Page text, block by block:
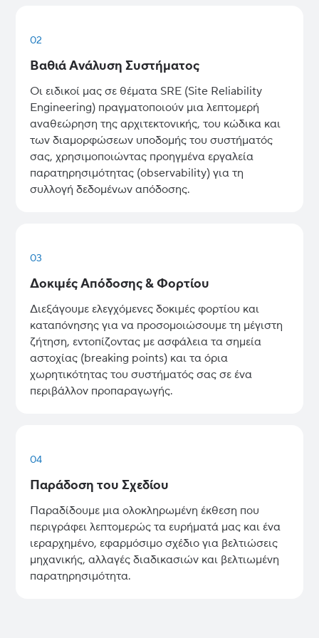
02
Βαθιά Ανάλυση Συστήματος
Οι ειδικοί μας σε θέματα SRE (Site Reliability
Engineering) πραγματοποιούν μια λεπτομερή
αναθεώρηση της αρχιτεκτονικής, του κώδικα και
των διαμορφώσεων υποδομής του συστήματός
σας, χρησιμοποιώντας προηγμένα εργαλεία
παρατηρησιμότητας (observability) για τη
συλλογή δεδομένων απόδοσης.
03
Δοκιμές Απόδοσης & Φορτίου
Διεξάγουμε ελεγχόμενες δοκιμές φορτίου και
καταπόνησης για να προσομοιώσουμε τη μέγιστη
ζήτηση, εντοπίζοντας με ασφάλεια τα σημεία
αστοχίας (breaking points) και τα όρια
χωρητικότητας του συστήματός σας σε ένα
περιβάλλον προπαραγωγής.
04
Παράδοση του Σχεδίου
Παραδίδουμε μια ολοκληρωμένη έκθεση που
περιγράφει λεπτομερώς τα ευρήματά μας και ένα
ιεραρχημένο, εφαρμόσιμο σχέδιο για βελτιώσεις
μηχανικής, αλλαγές διαδικασιών και βελτιωμένη
παρατηρησιμότητα.